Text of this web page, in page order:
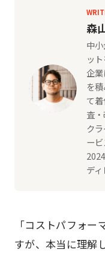
森
中
ッ
企
を
て
査
ク
ー
ディ
「コストパフォ
すが、本当に理解